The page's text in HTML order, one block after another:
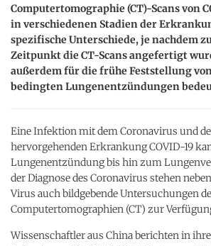
Computertomographie (CT)-Scans von
in verschiedenen Stadien der
spezifische Unterschiede, je nachdem
Zeitpunkt die CT-Scans angefertigt
außerdem für die frühe Feststellung von
bedingten Lungenentzündungen
Eine Infektion mit dem Coronavirus und
hervorgehenden Erkrankung COVID-19
Lungenentzündung bis hin zum
der Diagnose des Coronavirus stehen
Virus auch bildgebende Untersuchungen
Computertomographien (CT) zur
Wissenschaftler aus China berichten in